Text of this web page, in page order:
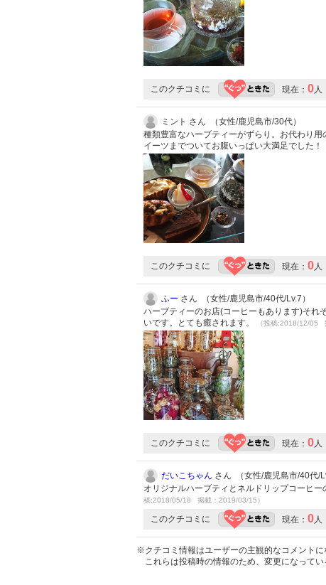
このクチコミに 現在： 0人
ミント さん （女性/鹿児島市/30代）
種類豊富なハーブティーがずらり。お代わり
イーツまでついてお腹いっぱい大満足でした！
このクチコミに 現在： 0人
ふー さん （女性/鹿児島市/40代/Lv.7）
ハーブティーのお店(コーヒーもあります)それ
いです。とても癒されます。
（投稿:2018/12/05
このクチコミに 現在： 0人
だいこちゃん さん （女性/鹿児島市/40代/
オリジナルハーブティとネルドリップコーヒ
稿:2018/05/18 掲載：2019/03/15）
このクチコミに 現在： 0人
※クチコミ情報はユーザーの主観的なコメントに
これらは投稿時の情報のため、変更になって